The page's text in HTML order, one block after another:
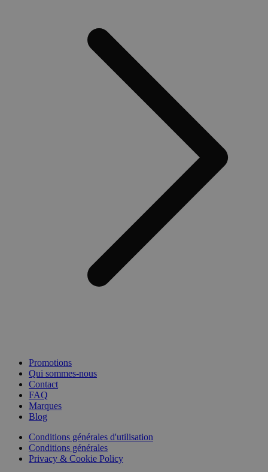
Promotions
Qui sommes-nous
Contact
FAQ
Marques
Blog
Conditions générales d'utilisation
Conditions générales
Privacy & Cookie Policy